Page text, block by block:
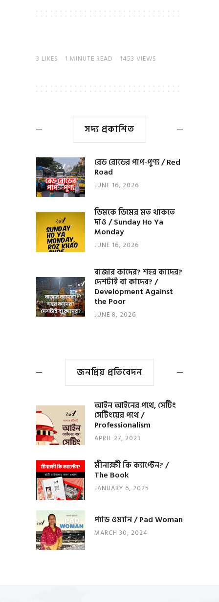
3 LIKES 1 MINUTE READ 1453 VIEWS
সদ্য প্রকাশিত
রেড রোডের পাপ-পুণ্য / Red
Road
JUNE 16, 2026
ডিমকে ডিমের মত থাকতে
দাও / Sunday Ho Ya
Monday
JUNE 16, 2026
বাজার কাদের? শহর কাদের?
দেশটাই বা কাদের? /
Development Against
the Poor
JUNE 8, 2026
জনপ্রিয় প্রতিবেদন
আইন আইনের পথে, সেটিং
সেটিংয়ের পথে /
Professionalism
APRIL 27, 2023
মীনাক্ষী কি ক্যাপ্টেন? /
The Book
JANUARY 6, 2025
প্যাড ওম্যান / Pad Woman
MARCH 30, 2024